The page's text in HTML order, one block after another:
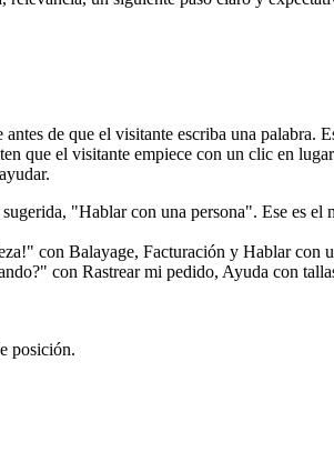
de que el visitante escriba una palabra.
que el visitante empiece con un clic en
"Hablar con una persona". Ese es el
posición.